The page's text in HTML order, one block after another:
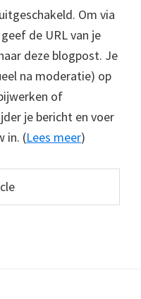
Om via
de URL van je
deze blogpost. Je
na moderatie) op
of
je bericht en voer
in. (Lees meer)